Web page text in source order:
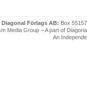
Förlags AB: Box
Media Group – A part of
An